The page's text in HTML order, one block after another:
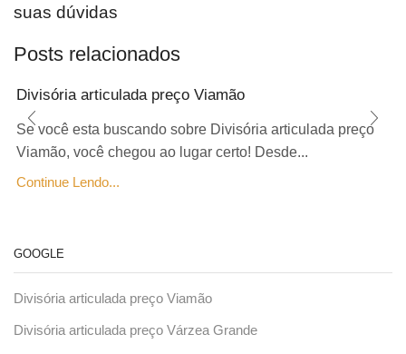
suas dúvidas
Posts relacionados
Divisória articulada preço Viamão
Se você esta buscando sobre Divisória articulada preço
Viamão, você chegou ao lugar certo! Desde...
Continue Lendo...
GOOGLE
Divisória articulada preço Viamão
Divisória articulada preço Várzea Grande